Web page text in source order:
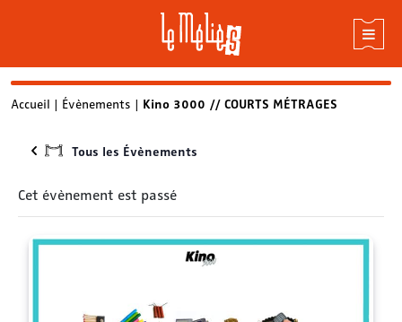
Skip
content
Accueil | Évènements | Kino 3000 // COURTS MÉTRAGES
Tous les Évènements
Cet évènement est passé